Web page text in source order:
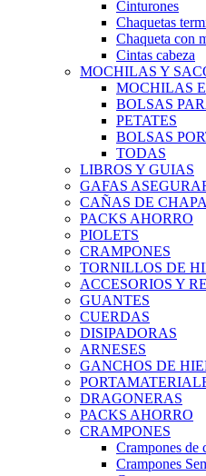
Cinturones
Chaquetas
Chaqueta con
Cintas cabeza
MOCHILAS Y
MOCHILAS
BOLSAS
PETATES
BOLSAS
TODAS
LIBROS Y GUIAS
GAFAS
CAÑAS DE
PACKS AHORRO
PIOLETS
CRAMPONES
TORNILLOS DE
ACCESORIOS Y
GUANTES
CUERDAS
DISIPADORAS
ARNESES
GANCHOS DE
DRAGONERAS
PACKS AHORRO
CRAMPONES
Crampones de
Crampones